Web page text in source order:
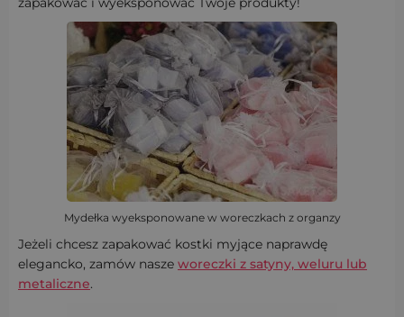
Mydełka wyeksponowane w woreczkach z organzy
Jeżeli chcesz zapakować kostki myjące naprawdę
elegancko, zamów nasze woreczki z satyny, weluru lub
metaliczne.